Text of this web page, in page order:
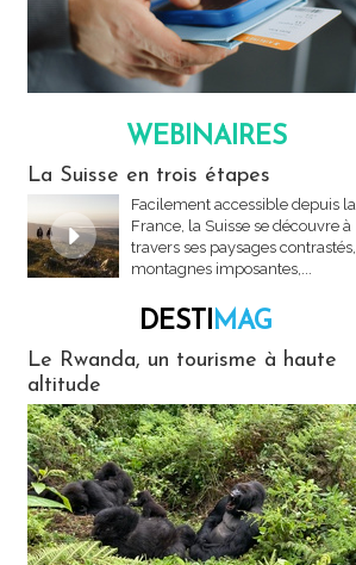
WEBINAIRES
La Suisse en trois étapes
Facilement accessible depuis la
France, la Suisse se découvre à
travers ses paysages contrastés,
montagnes imposantes,...
DESTIMAG
Le Rwanda, un tourisme à haute
altitude